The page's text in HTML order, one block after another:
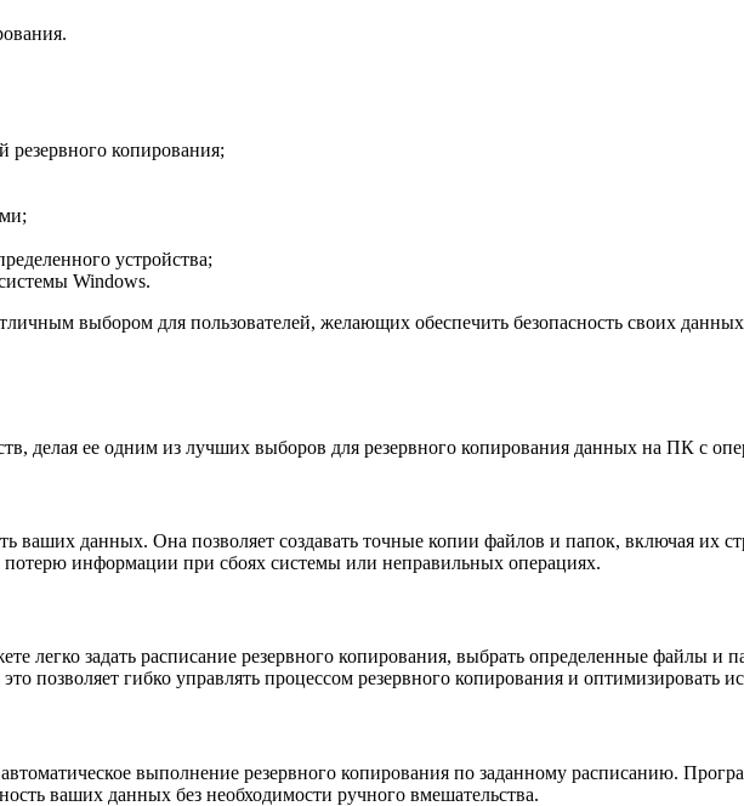
резервного копирования;
устройства;
Windows.
выбором для пользователей, желающих обеспечить безопасность своих
делая ее одним из лучших выборов для резервного копирования данных на ПК с
ваших данных. Она позволяет создавать точные копии файлов и папок, включая их
потерю информации при сбоях системы или неправильных операциях.
легко задать расписание резервного копирования, выбрать определенные файлы и
позволяет гибко управлять процессом резервного копирования и оптимизировать
выполнение резервного копирования по заданному расписанию.
ваших данных без необходимости ручного вмешательства.